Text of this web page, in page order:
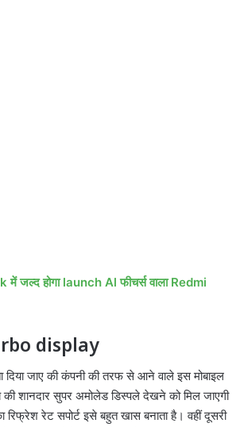
जल्द होगा launch Al फीचर्स वाला Redmi
display
जाए की कंपनी की तरफ से आने वाले इस मोबाइल
शानदार सुपर अमोलेड डिस्पले देखने को मिल जाएगी
रेट सपोर्ट इसे बहुत खास बनाता है। वहीं दूसरी